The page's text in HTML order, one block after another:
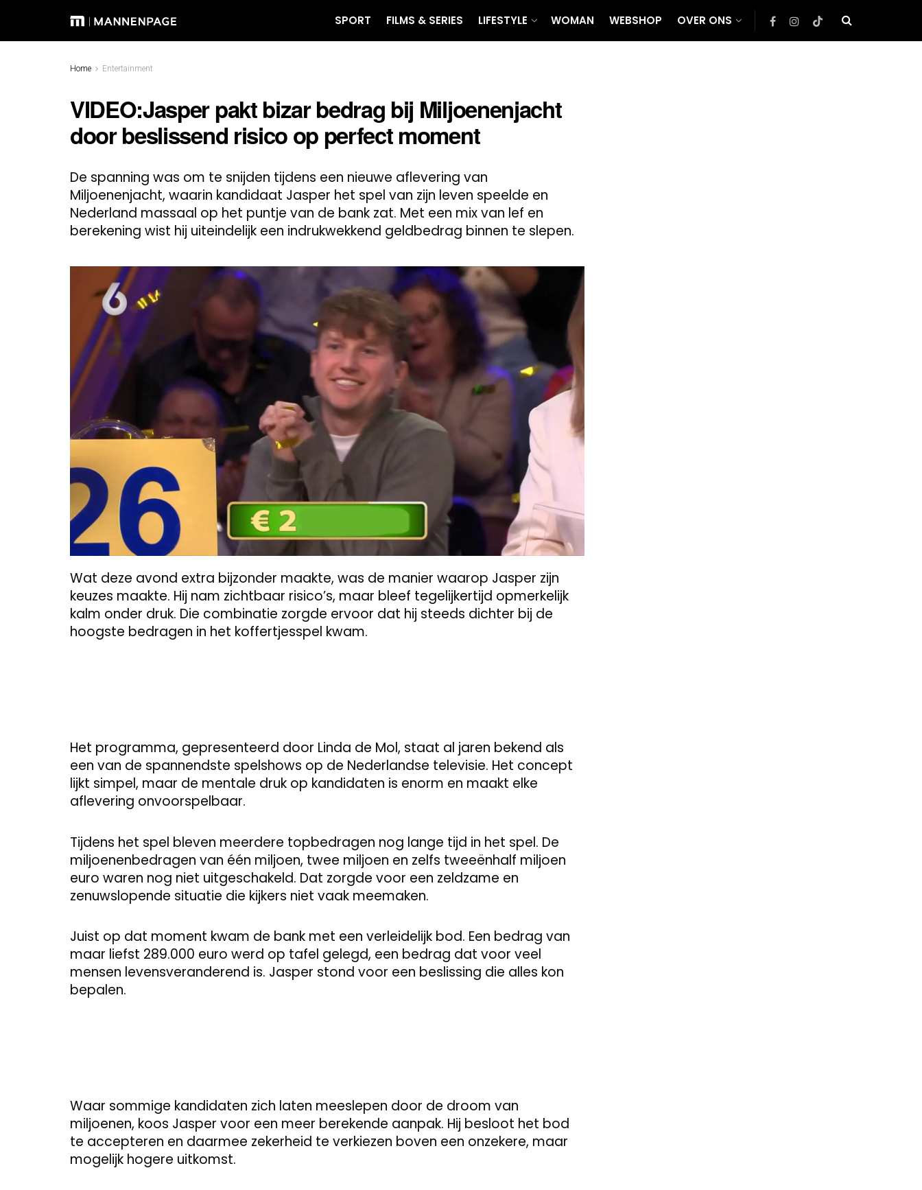
SPORT FILMS & SERIES LIFESTYLE WOMAN WEBSHOP OVER ONS
Home Entertainment
VIDEO:Jasper pakt bizar bedrag bij Miljoenenjacht
door beslissend risico op perfect moment
De spanning was om te snijden tijdens een nieuwe aflevering van
Miljoenenjacht, waarin kandidaat Jasper het spel van zijn leven speelde en
Nederland massaal op het puntje van de bank zat. Met een mix van lef en
berekening wist hij uiteindelijk een indrukwekkend geldbedrag binnen te slepen.
Wat deze avond extra bijzonder maakte, was de manier waarop Jasper zijn
keuzes maakte. Hij nam zichtbaar risico’s, maar bleef tegelijkertijd opmerkelijk
kalm onder druk. Die combinatie zorgde ervoor dat hij steeds dichter bij de
hoogste bedragen in het koffertjesspel kwam.
Het programma, gepresenteerd door Linda de Mol, staat al jaren bekend als
een van de spannendste spelshows op de Nederlandse televisie. Het concept
lijkt simpel, maar de mentale druk op kandidaten is enorm en maakt elke
aflevering onvoorspelbaar.
Tijdens het spel bleven meerdere topbedragen nog lange tijd in het spel. De
miljoenenbedragen van één miljoen, twee miljoen en zelfs tweeënhalf miljoen
euro waren nog niet uitgeschakeld. Dat zorgde voor een zeldzame en
zenuwslopende situatie die kijkers niet vaak meemaken.
Juist op dat moment kwam de bank met een verleidelijk bod. Een bedrag van
maar liefst 289.000 euro werd op tafel gelegd, een bedrag dat voor veel
mensen levensveranderend is. Jasper stond voor een beslissing die alles kon
bepalen.
Waar sommige kandidaten zich laten meeslepen door de droom van
miljoenen, koos Jasper voor een meer berekende aanpak. Hij besloot het bod
te accepteren en daarmee zekerheid te verkiezen boven een onzekere, maar
mogelijk hogere uitkomst.